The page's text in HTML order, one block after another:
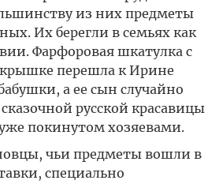
из них предметы
Их берегли в семьях как
Фарфоровая шкатулка с
перешла к Ирине
а ее сын случайно
русской красавицы
покинутом хозяевами.
чьи предметы вошли в
специально